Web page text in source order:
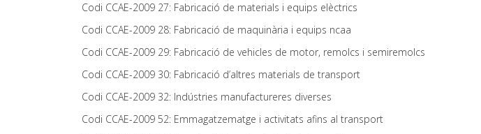
Codi CCAE-2009 27: Fabricació de materials i equips elèctrics
Codi CCAE-2009 28: Fabricació de maquinària i equips ncaa
Codi CCAE-2009 29: Fabricació de vehicles de motor, remolcs i semiremolcs
Codi CCAE-2009 30: Fabricació d’altres materials de transport
Codi CCAE-2009 32: Indústries manufactureres diverses
Codi CCAE-2009 52: Emmagatzematge i activitats afins al transport